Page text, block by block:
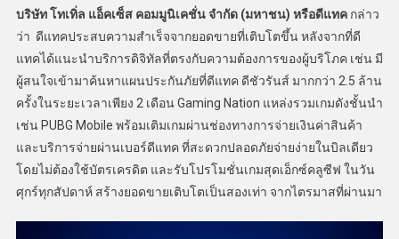
บริษัท โทเทิ่ล แอ็คเซ็ส คอมมูนิเคชั่น จำกัด (มหาชน) หรือดีแทคกล่าว
ว่า ดีแทคประสบความสำเร็จจากยอดขายที่เติบโตขึ้น หลังจากที่ดี
แทคได้แนะนำบริการดิจิทัลที่ตรงกับความต้องการของผู้บริโภค เช่น มี
ผู้สนใจเข้ามาค้นหาแผนประกันภัยที่ดีแทค ดีชัวรันส์ มากกว่า 2.5 ล้าน
ครั้งในระยะเวลาเพียง 2 เดือน Gaming Nation แหล่งรวมเกมดังชั้นนำ
เช่น PUBG Mobile พร้อมเติมเกมผ่านช่องทางการจ่ายเงินค่าสินค้า
และบริการจ่ายผ่านเบอร์ดีแทค ที่สะดวกปลอดภัยจ่ายง่ายในบิลเดียว
โดยไม่ต้องใช้บัตรเครดิต และรับโปรโมชั่นเกมสุดเอ็กซ์คลูซีฟ ในวัน
ศุกร์ทุกสัปดาห์ สร้างยอดขายเติบโตเป็นสองเท่า จากไตรมาสที่ผ่านมา